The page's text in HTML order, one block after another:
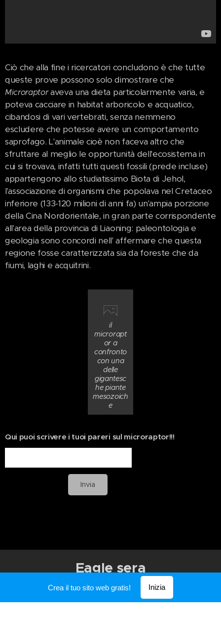
Ciò che alla fine i ricercatori concludono è che tutte
queste prove possono solo dimostrare che
Microraptoraveva una dieta particolarmente varia, e
poteva cacciare in habitat arboricolo e acquatico,
cibandosi di vari vertebrati, senza nemmeno
escludere che potesse avere un comportamento
saprofago. L'animale cioè non faceva altro che
sfruttare al meglio le opportunità dell'ecosistema in
cui si trovava, infatti tutti questi fossili (prede incluse)
appartengono allo studiatissimo Biota di Jehol,
l'associazione di organismi che popolava nel Cretaceo
inferiore (133-120 milioni di anni fa) un'ampia porzione
della Cina Nordorientale, in gran parte corrispondente
all'area della provincia di Liaoning: paleontologia e
geologia sono concordi nell' affermare che questa
regione fosse caratterizzata sia da foreste che da
fiumi, laghi e acquitrini.
il
microrapt
or a
confronto
con una
delle
gigantesc
he piante
mesozoich
e
Qui puoi scrivere i tuoi pareri sul microraptor!!!
Invia
Eagle sera
Creato conWebnode
Crea il tuo sito web gratis! Inizia